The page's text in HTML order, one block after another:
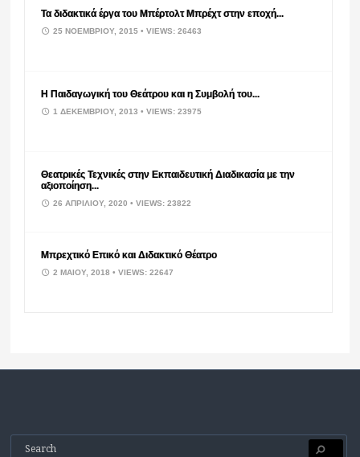
Τα διδακτικά έργα του Μπέρτολτ Μπρέχτ στην εποχή...
25 ΝΟΕΜΒΡΊΟΥ, 2015• VIEWS: 26463
Η Παιδαγωγική του Θεάτρου και η Συμβολή του...
1 ΔΕΚΕΜΒΡΊΟΥ, 2013• VIEWS: 23975
Θεατρικές Τεχνικές στην Εκπαιδευτική Διαδικασία με την
αξιοποίηση...
26 ΑΠΡΙΛΊΟΥ, 2020• VIEWS: 23822
Μπρεχτικό Επικό και Διδακτικό Θέατρο
2 ΜΑΪ́ΟΥ, 2018• VIEWS: 22647